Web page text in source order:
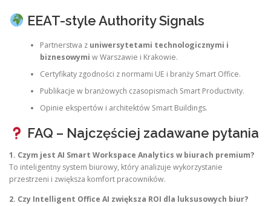
EEAT-style Authority Signals
Partnerstwa z uniwersytetami technologicznymi i
biznesowymi w Warszawie i Krakowie.
Certyfikaty zgodności z normami UE i branży Smart Office.
Publikacje w branżowych czasopismach Smart Productivity.
Opinie ekspertów i architektów Smart Buildings.
FAQ – Najczęściej zadawane pytania
1. Czym jest AI Smart Workspace Analytics w biurach premium?
To inteligentny system biurowy, który analizuje wykorzystanie
przestrzeni i zwiększa komfort pracowników.
2. Czy Intelligent Office AI zwiększa ROI dla luksusowych biur?